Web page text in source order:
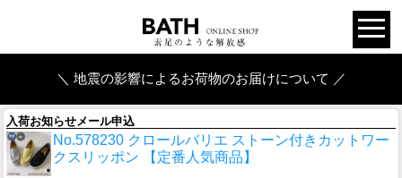
＼ 地震の影響によるお荷物のお届けについて ／
入荷お知らせメール申込
No.578230 クロールバリエ ストーン付きカットワー
クスリッポン 【定番人気商品】